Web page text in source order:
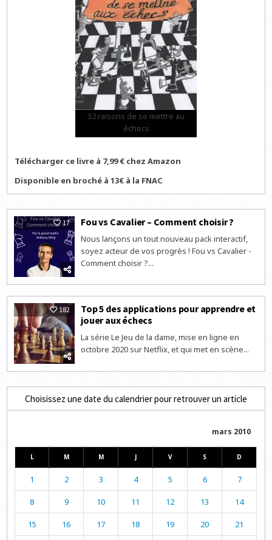
32 raisons de se mettre au
échecs
Télécharger ce livre à 7,99 € chez Amazon
Disponible en broché à 13€ à la FNAC
17 Fou vs Cavalier – Comment choisir ?
Nous lançons un tout nouveau pack interactif,
soyez acteur de vos progrès ! Fou vs Cavalier -
Comment choisir ?...
182
Top 5 des applications pour apprendre et
jouer aux échecs
La série Le Jeu de la dame, mise en ligne en
octobre 2020 sur Netflix, et qui met en scène...
Choisissez une date du calendrier pour retrouver un article
mars 2010
L M M J V S D
1 2 3 4 5 6 7
8 9 10 11 12 13 14
15 16 17 18 19 20 21